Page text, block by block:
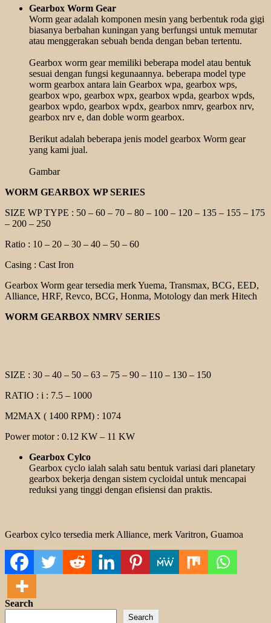
Gearbox Worm Gear
Worm gear adalah komponen mesin yang berbentuk roda gigi
biasanya berbahan kuningan yang berfungsi untuk memutar
atau menggerakan sebuah benda dengan beban tertentu.
Gearbox worm gear memiliki beberapa model atau bentuk
sesuai dengan fungsi kegunaannya. beberapa model type
worm gearbox antara lain Gearbox wpa, gearbox wps,
gearbox wpo, gearbox wpx, gearbox wpda, gearbox wpds,
gearbox wpdo, gearbox wpdx, gearbox nmrv, gearbox nrv,
gearbox nrv e, dan doble worm gearbox.
Berikut adalah beberapa jenis model gearbox Worm gear
yang kami jual.
Gambar
WORM GEARBOX WP SERIES
SIZE WP TYPE : 50 – 60 – 70 – 80 – 100 – 120 – 135 – 155 – 175
– 200 – 250
Ratio : 10 – 20 – 30 – 40 – 50 – 60
Casing : Cast Iron
Gearbox Worm gear tersedia merk Yuema, Transmax, BCG, EED,
Alliance, HRF, Revco, BCG, Honma, Motology dan merk Hitech
WORM GEARBOX NMRV SERIES
SIZE : 30 – 40 – 50 – 63 – 75 – 90 – 110 – 130 – 150
RATIO : i : 7.5 – 1000
M2MAX ( 1400 RPM) : 1074
Power motor : 0.12 KW – 11 KW
Gearbox Cylco
Gearbox cyclo ialah salah satu bentuk variasi dari planetary
gearbox bekerja dengan sistem cycloidal untuk mencapai
reduksi yang tinggi dengan efisiensi dan praktis.
Gearbox cylco tersedia merk Alliance, merk Varitron, Guamoa
Search
Search